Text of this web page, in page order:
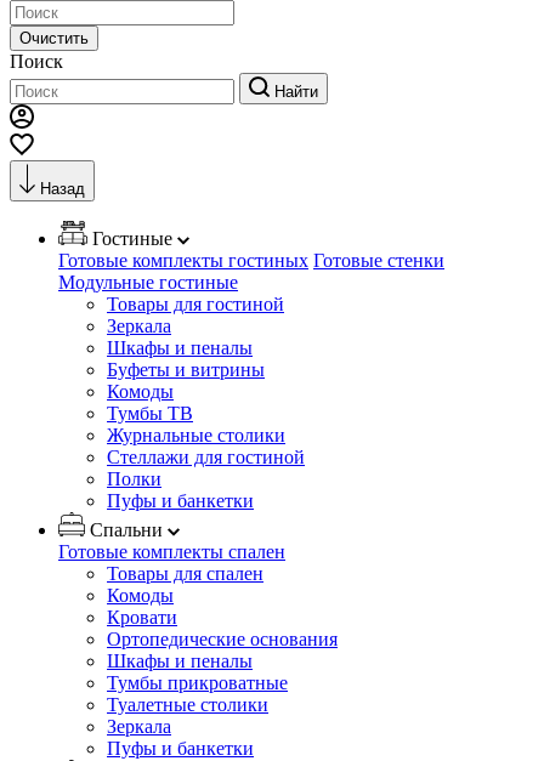
Очистить
Поиск
Найти
Назад
Гостиные
Готовые комплекты гостиных Готовые стенки
Модульные гостиные
Товары для гостиной
Зеркала
Шкафы и пеналы
Буфеты и витрины
Комоды
Тумбы ТВ
Журнальные столики
Стеллажи для гостиной
Полки
Пуфы и банкетки
Спальни
Готовые комплекты спален
Товары для спален
Комоды
Кровати
Ортопедические основания
Шкафы и пеналы
Тумбы прикроватные
Туалетные столики
Зеркала
Пуфы и банкетки